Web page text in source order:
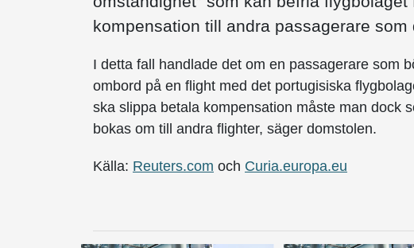
kompensation till andra passagerare som
I detta fall handlade det om en passagerare som
ombord på en flight med det portugisiska
ska slippa betala kompensation måste man dock
bokas om till andra flighter, säger domstolen.
Källa: Reuters.com och Curia.europa.eu